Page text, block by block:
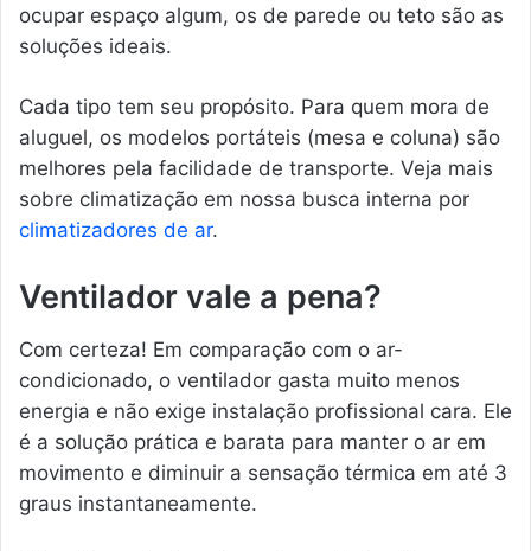
ocupar espaço algum, os de parede ou teto são as
soluções ideais.
Cada tipo tem seu propósito. Para quem mora de
aluguel, os modelos portáteis (mesa e coluna) são
melhores pela facilidade de transporte. Veja mais
sobre climatização em nossa busca interna por
climatizadores de ar.
Ventilador vale a pena?
Com certeza! Em comparação com o ar-
condicionado, o ventilador gasta muito menos
energia e não exige instalação profissional cara. Ele
é a solução prática e barata para manter o ar em
movimento e diminuir a sensação térmica em até 3
graus instantaneamente.